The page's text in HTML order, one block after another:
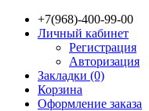
+7(968)-400-99-00
Личный кабинет
Регистрация
Авторизация
Закладки (0)
Корзина
Оформление заказа